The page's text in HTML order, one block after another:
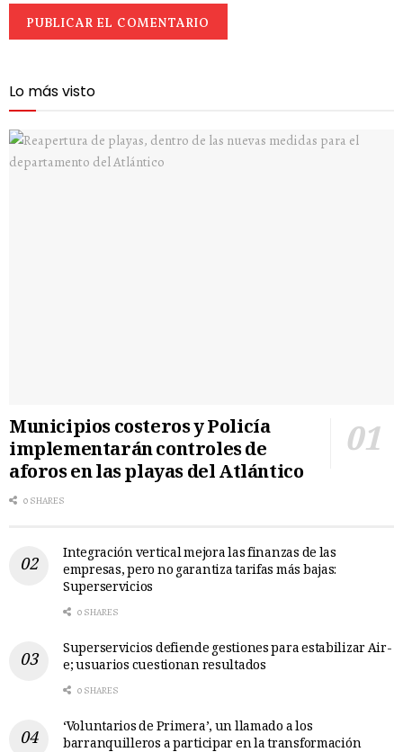
Lo más visto
Municipios costeros y Policía
implementarán controles de
aforos en las playas del Atlántico
0 SHARES
Integración vertical mejora las finanzas de las
empresas, pero no garantiza tarifas más bajas:
Superservicios
0 SHARES
Superservicios defiende gestiones para estabilizar Air-
e; usuarios cuestionan resultados
0 SHARES
‘Voluntarios de Primera’, un llamado a los
barranquilleros a participar en la transformación